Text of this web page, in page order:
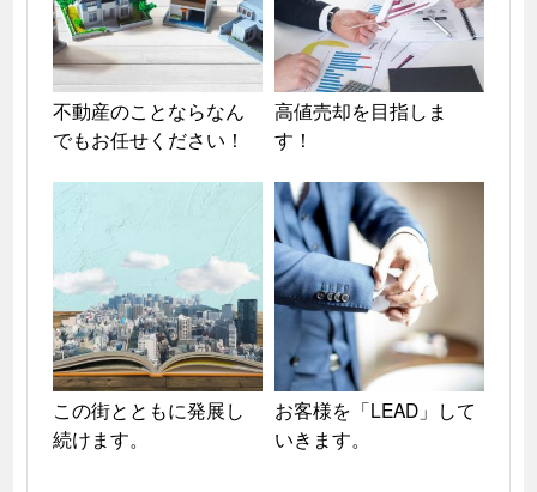
不動産のことならなん
でもお任せください！
高値売却を目指しま
す！
この街とともに発展し
続けます。
お客様を「LEAD」して
いきます。